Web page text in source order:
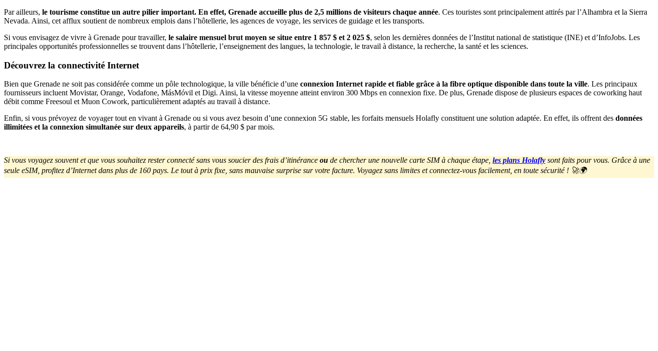
Par ailleurs, le tourisme constitue un autre pilier important. En effet, Grenade accueille plus de 2,5 millions de visiteurs chaque année. Ces touristes sont principalement attirés par l’Alhambra et la Sierra
Nevada. Ainsi, cet afflux soutient de nombreux emplois dans l’hôtellerie, les agences de voyage, les services de guidage et les transports.
Si vous envisagez de vivre à Grenade pour travailler, le salaire mensuel brut moyen se situe entre 1 857 $ et 2 025 $, selon les dernières données de l’Institut national de statistique (INE) et d’InfoJobs. Les
principales opportunités professionnelles se trouvent dans l’hôtellerie, l’enseignement des langues, la technologie, le travail à distance, la recherche, la santé et les sciences.
Découvrez la connectivité Internet
Bien que Grenade ne soit pas considérée comme un pôle technologique, la ville bénéficie d’une connexion Internet rapide et fiable grâce à la fibre optique disponible dans toute la ville. Les principaux
fournisseurs incluent Movistar, Orange, Vodafone, MásMóvil et Digi. Ainsi, la vitesse moyenne atteint environ 300 Mbps en connexion fixe. De plus, Grenade dispose de plusieurs espaces de coworking haut
débit comme Freesoul et Muon Cowork, particulièrement adaptés au travail à distance.
Enfin, si vous prévoyez de voyager tout en vivant à Grenade ou si vous avez besoin d’une connexion 5G stable, les forfaits mensuels Holafly constituent une solution adaptée. En effet, ils offrent des données
illimitées et la connexion simultanée sur deux appareils, à partir de 64,90 $ par mois.
Si vous voyagez souvent et que vous souhaitez rester connecté sans vous soucier des frais d’itinérance ou de chercher une nouvelle carte SIM à chaque étape, les plans Holafly sont faits pour vous. Grâce à une
seule eSIM, profitez d’Internet dans plus de 160 pays. Le tout à prix fixe, sans mauvaise surprise sur votre facture. Voyagez sans limites et connectez-vous facilement, en toute sécurité ! 🚀🌍